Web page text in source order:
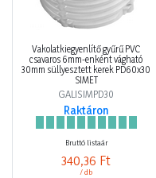
Vakolatkiegyenlítő gyűrű PVC
csavaros 6mm-enként vágható
30mm süllyesztett kerek PD60x30
SIMET
GALISIMPD30
Raktáron
Bruttó listaár
340,36 Ft
/ db